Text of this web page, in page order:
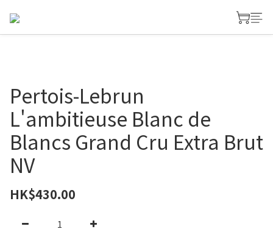
Pertois-Lebrun
L'ambitieuse Blanc de
Blancs Grand Cru Extra Brut
NV
HK$430.00